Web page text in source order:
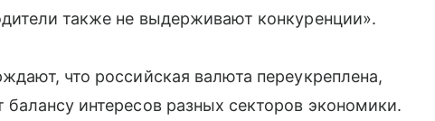
также не выдерживают конкуренции».
что российская валюта переукреплена,
балансу интересов разных секторов экономики.